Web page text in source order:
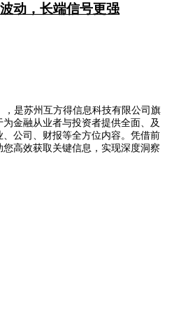
动，长端信号更强
，是苏州互方得信息科技有限公司旗
金融从业者与投资者提供全面、及
公司、财报等全方位内容。凭借前
高效获取关键信息，实现深度洞察